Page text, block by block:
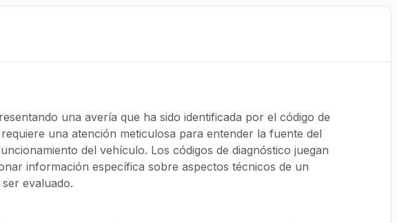
una avería que ha sido identificada por el código de
una atención meticulosa para entender la fuente del
del vehículo. Los códigos de diagnóstico juegan
información específica sobre aspectos técnicos de un
evaluado.